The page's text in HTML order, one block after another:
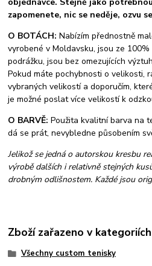
zapomenete, nic se neděje, ozvu
O BOTÁCH:Nabízím přednostně
vyrobené v Moldavsku, jsou ze 100%
podrážku, jsou bez omezujících
Pokud máte pochybnosti o velikosti,
vybraných velikostí a doporučím,
je možné poslat více velikostí k
O BARVĚ: Použita kvalitní barva na
dá se prát, nevybledne působením
Jelikož se jedná o autorskou kresbu
výrobě dalších i relativně stejných
drobným odlišnostem. Každé jsou
Zboží zařazeno v kategoriích
Všechny custom tenisky